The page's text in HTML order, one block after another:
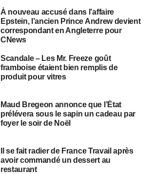
À nouveau accusé dans l’affaire
Epstein, l’ancien Prince Andrew devient
correspondant en Angleterre pour
CNews
Scandale – Les Mr. Freeze goût
framboise étaient bien remplis de
produit pour vitres
Maud Bregeon annonce que l’État
prélévera sous le sapin un cadeau par
foyer le soir de Noël
Il se fait radier de France Travail après
avoir commandé un dessert au
restaurant